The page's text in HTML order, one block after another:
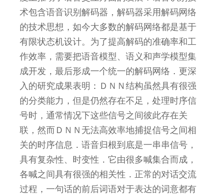
术包含语音识别解码器，解码器采用解码网络
的技术思想，如今大多数的解码网络都是基于
有限状态机设计。为了提高解码的准确率和工
作效率，需要把语音模型、语义和声学模型集
成开发，最后形成一个统一的解码网络．更深
入的研究成果表明：ＤＮＮ结构虽然具有很强
的分类能力，但是仍然存在不足，处理时序信
号时，通常情况下这些信号之间彼此存在关
联，然而ＤＮＮ无法高效率地捕捉信号之间相
关的时序信息．语音归根到底是一串串信号，
具有复杂性、时变性．它由很多喊集合而成，
各喊之间具有很强的相关性．正常的对话交流
过程，一句话的前后词语对于表达的词意都有